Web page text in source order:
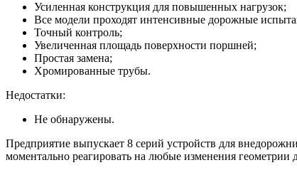
Усиленная конструкция для повышенных нагрузок;
Все модели проходят интенсивные дорожные
Точный контроль;
Увеличенная площадь поверхности поршней;
Простая замена;
Хромированные трубы.
Недостатки:
Не обнаружены.
Предприятие выпускает 8 серий устройств для
моментально реагировать на любые изменения